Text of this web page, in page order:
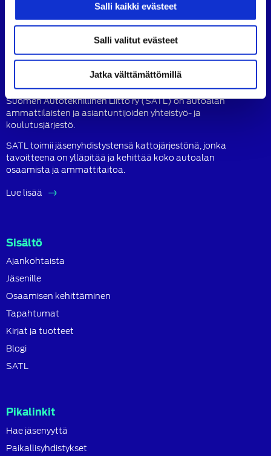
Salli kaikki evästeet
Salli valitut evästeet
Jatka välttämättömillä
FacebookLinkedIn
SATL
Instagram
Suomen Autoteknillinen Liitto ry (SATL) on autoalan
ammattilaisten ja asiantuntijoiden yhteistyö- ja
koulutusjärjestö.
SATL toimii jäsenyhdistystensä kattojärjestönä, jonka
tavoitteena on ylläpitää ja kehittää koko autoalan
osaamista ja ammattitaitoa.
Lue lisää
Sisältö
Ajankohtaista
Jäsenille
Osaamisen kehittäminen
Tapahtumat
Kirjat ja tuotteet
Blogi
SATL
Pikalinkit
Hae jäsenyyttä
Paikallisyhdistykset